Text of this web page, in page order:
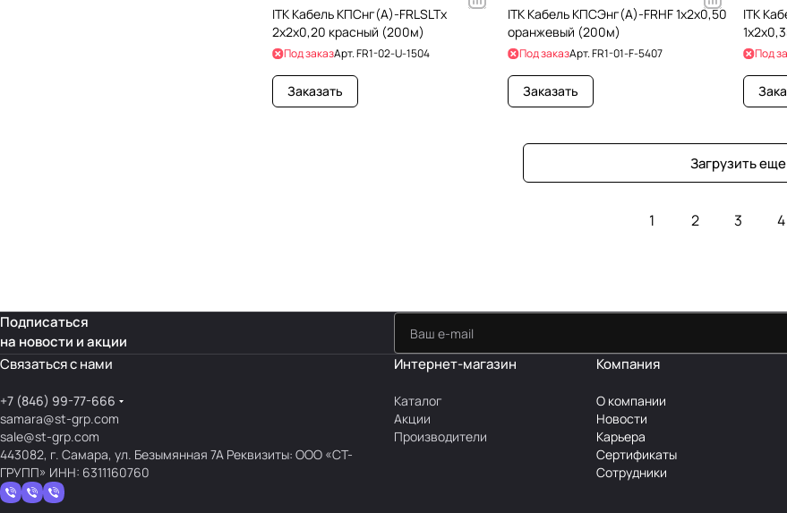
ITK Кабель КПСнг(А)-FRLSLTх
2х2х0,20 красный (200м)
Под заказАрт.FR1-02-U-1504
Заказать
ITK Кабель КПСЭнг(А)-FRHF 1х2х0,50
оранжевый (200м)
Под заказАрт.FR1-01-F-5407
Заказать
ITK
Под
Загрузить еще
1 2 3 4
Подписаться
на новости и акции
Связаться с нами
+7 (846) 99-77-666
samara@st-grp.com
sale@st-grp.com
443082, г. Самара, ул. Безымянная 7А Реквизиты: ООО «СТ-
ГРУПП» ИНН: 6311160760
Интернет-магазин
Каталог
Акции
Производители
Компания
О компании
Новости
Карьера
Сертификаты
Сотрудники